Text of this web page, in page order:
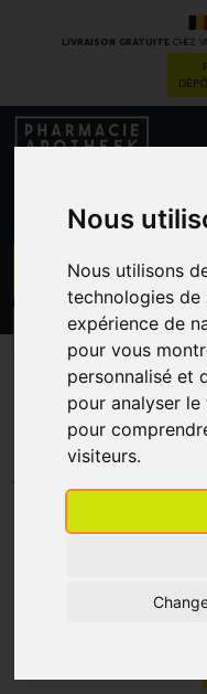
Nous
Nous utilisons
technologies
expérience de
pour vous
personnalisé et
pour analyser
pour
visiteurs.
LIVRAISON GRATUITECHEZ
Bach
Gorse 20ml
BACHFLOWERS